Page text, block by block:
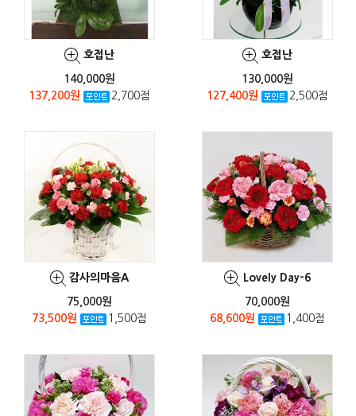
호접난
140,000원
137,200원
2,700점
호접난
130,000원
127,400원
2,500점
감사의마음A
75,000원
73,500원
1,500점
Lovely Day-6
70,000원
68,600원
1,400점